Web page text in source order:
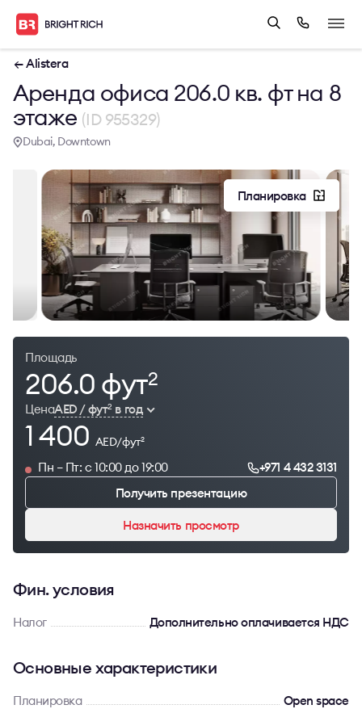
← Alistera
Аренда офиса 206.0 кв. фт на 8
этаже (ID 955329)
Dubai, Downtown
Планировка
Площадь
206.0 фут2
ЦенаAED / фут2в год
1 400 AED/фут2
Пн – Пт: с 10:00 до 19:00
+971 4 432 3131
Получить презентацию
Назначить просмотр
Фин. условия
Налог Дополнительно оплачивается НДС
Основные характеристики
Планировка
Open space